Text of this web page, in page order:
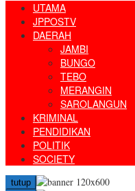
UTAMA
JPPOSTV
DAERAH
JAMBI
BUNGO
TEBO
MERANGIN
SAROLANGUN
KRIMINAL
PENDIDIKAN
POLITIK
SOCIETY
tutup